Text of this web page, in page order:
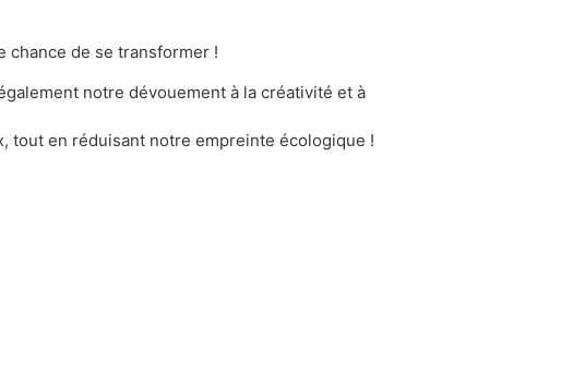
chance de se transformer !
notre dévouement à la créativité et à
tout en réduisant notre empreinte écologique !